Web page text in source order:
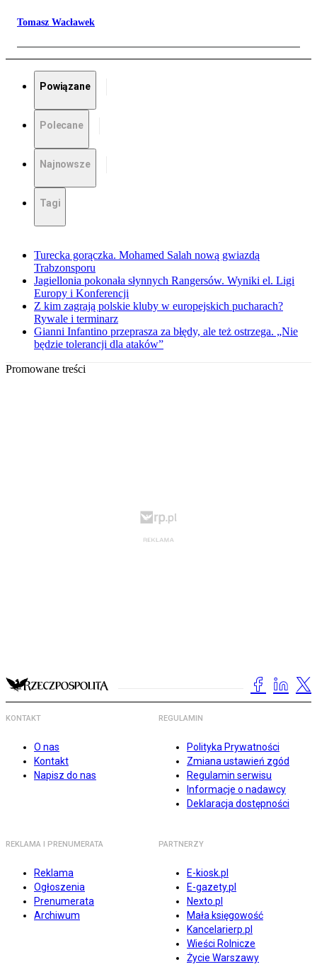
Tomasz Wacławek
Powiązane
Polecane
Najnowsze
Tagi
Turecka gorączka. Mohamed Salah nową gwiazdą
Trabzonsporu
Jagiellonia pokonała słynnych Rangersów. Wyniki el. Ligi
Europy i Konferencji
Z kim zagrają polskie kluby w europejskich pucharach?
Rywale i terminarz
Gianni Infantino przeprasza za błędy, ale też ostrzega. „Nie
będzie tolerancji dla ataków”
Promowane treści
KONTAKT
O nas
Kontakt
Napisz do nas
REGULAMIN
Polityka Prywatności
Zmiana ustawień zgód
Regulamin serwisu
Informacje o nadawcy
Deklaracja dostępności
REKLAMA I PRENUMERATA
Reklama
Ogłoszenia
Prenumerata
Archiwum
PARTNERZY
E-kiosk.pl
E-gazety.pl
Nexto.pl
Mała księgowość
Kancelarierp.pl
Wieści Rolnicze
Życie Warszawy